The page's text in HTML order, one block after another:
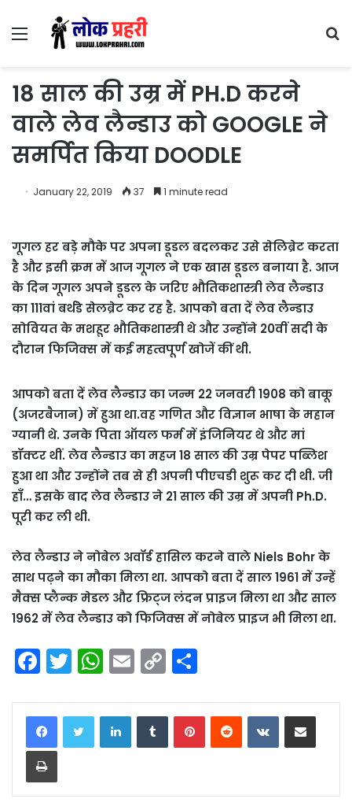
Menu
18 साल की उम्र में PH.D करने
वाले लेव लैन्डाउ को GOOGLE ने
समर्पित किया DOODLE
January 22, 2019 37 1 minute read
गूगल हर बड़े मौके पर अपना डूडल बदलकर उसे सेलिब्रेट करता
है और इसी क्रम में आज गूगल ने एक खास डूडल बनाया है. आज
के दिन गूगल अपने डूडल के जरिए भौतिकशास्त्री लेव लैन्डाउ
का 111वां बर्थडे सेलब्रेट कर रह है. आपको बता दें लेव लैन्डाउ
सोवियत के मशहूर भौतिकशास्त्री थे और उन्होंने 20वीं सदी के
दौरान फिजिक्स में कई महत्वपूर्ण खोजें कीं थी.
आपको बता दें लेव लैन्डाउ का जन्म 22 जनवरी 1908 को बाकू
(अजरबैजान) में हुआ था.वह गणित और विज्ञान भाषा के महान
ग्यानी थे. उनके पिता ऑयल फर्म में इंजिनियर थे और मां
डॉक्टर थीं. लेव लैन्डाउ का महज 18 साल की उम्र पेपर पब्लिश
हुआ था और उन्होंने तब से ही अपनी पीएचडी शुरू कर दी थी. जी
हाँ… इसके बाद लेव लैन्डाउ ने 21 साल की उम्र में अपनी Ph.D.
पूरी कर ली थी.
लेव लैन्डाउ ने नोबेल अवॉर्ड हासिल करने वाले Niels Bohr के
साथ पढ़ने का मौका मिला था. आपको बता दें साल 1961 में उन्हें
मैक्स प्लैन्क मेडल और फ्रिट्ज लंदन प्राइज मिला था और साल
1962 में लेव लैन्डाउ को फिजिक्स में नोबेल प्राइज भी मिला था.
F
c
e
b
o
T
itt
er
W
a
ts
p
E
ai
l
C
p
y
n
ar
e
LinkedInTumblrPinterestReddit VKontakteShare via Email
Print